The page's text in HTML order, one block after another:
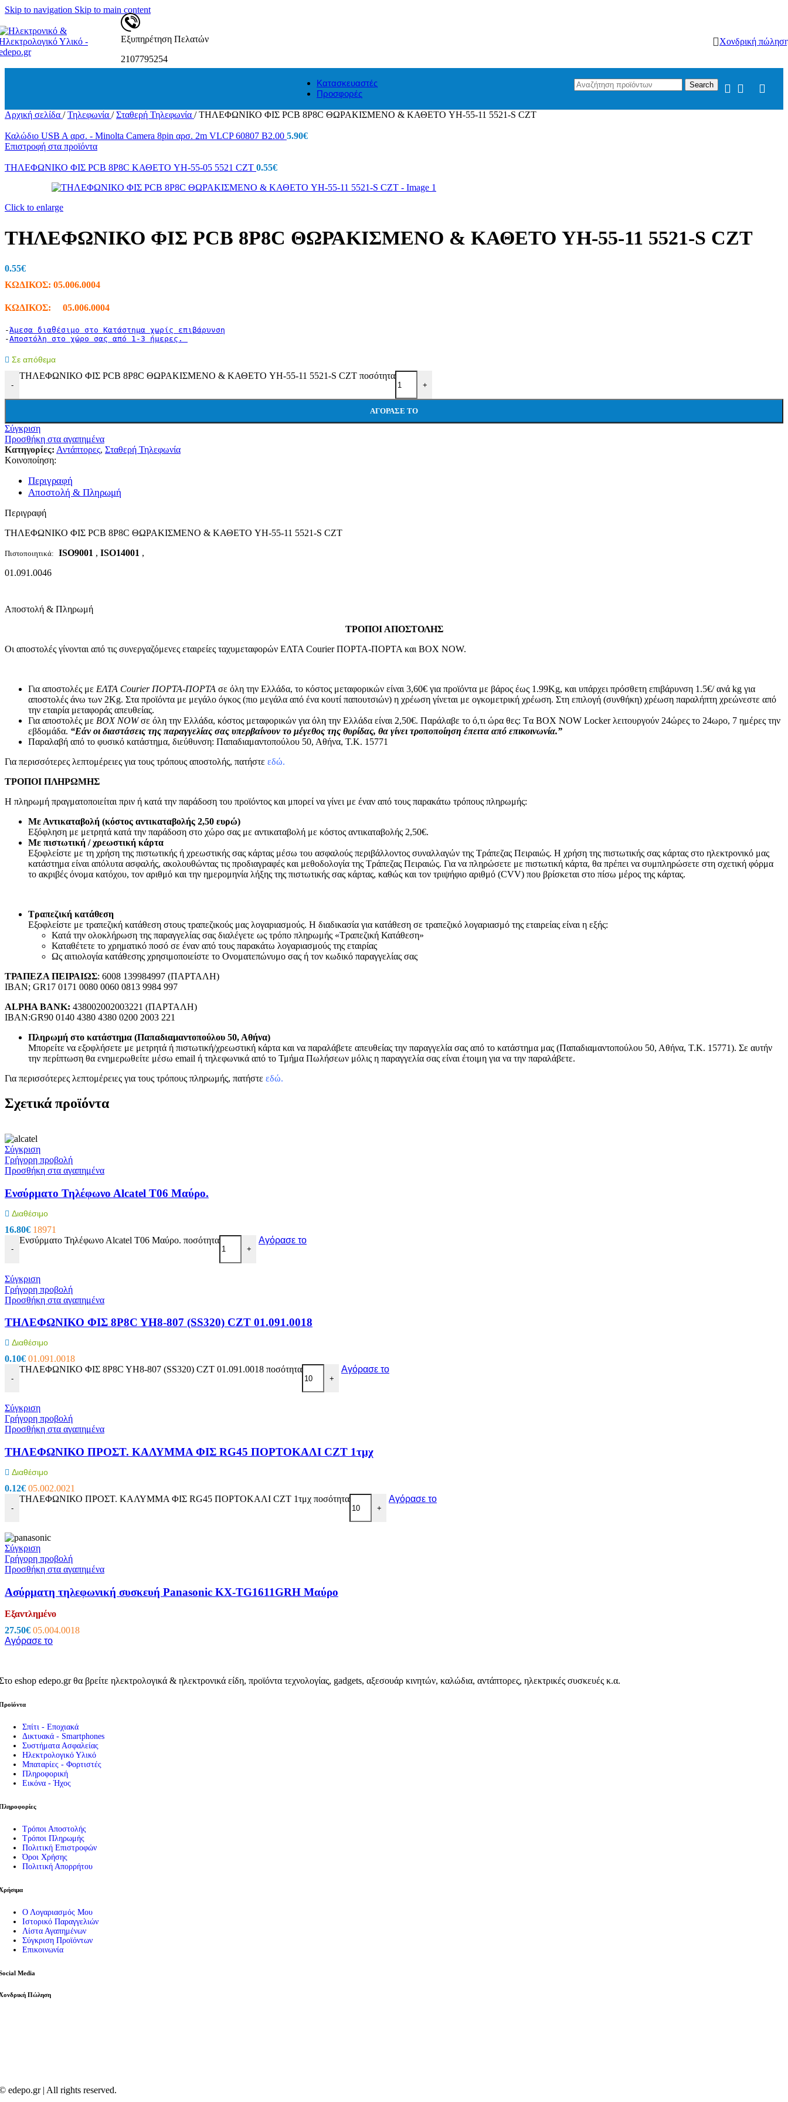
Skip to navigation Skip to main content
Εξυπηρέτηση Πελατών
2107795254
Χονδρική
Ταινίες Μονωτικές – Συσκευασίας
Ατσαλίνες
Λαμπτήρες
Λαμπτήρες Φθορισμού
Λαμπτήρες Φθορισμού PL
Λαμπτήρες Φθορισμού – Κυκλικοί
Λαμπτήρες Χοιροστασίου
Λαμπτήρες LED
Λαμπτήρες LED B22
E14
E27
Λαμπτήρες LED G9 / G4/R7S
Λαμπτήρες LED G53 / G5.3
Λαμπτήρες LED GU10-ΜΡ16
Λαμπτήρες LED TUBE T5 / T8
Φωτιστικά οροφής LED
Φωτιστικά Επιτοίχια
Φωτάκια Νυκτός
Φακοί
Ντουί
Πολύπριζα & Ασφαλείας
Μετρητές
Κιλοβατοωρόμετρα
Αμπερόμετρα
Βολτόμετρα
Μπαταρίας
Ηλιακός Συλλέκτης
Μπαταριοθήκες
Τροφοδοτικά
Επίγεια – Δορυφορική Λήψη
Κεραίες Εσωτερικές
Ψηφιακοί Δέκτες
Δορυφορικοί Δέκτες
Πεδιόμετρα
Ενισχυτές Modulator
Διακλαδωτές – Splitter
Καλώδια Κεραίας
Τηλεοράσεις
Ψηφιακές Βιντεοκάμερες
Παιδικές Κάμερες
Αναμεταδότες
DVD
Τηλεχειριστήρια TV
Συσκευές Ήχου
CD Players/Hi-Fi
MP3 & MP4 Players
Φορητά ηχεία
Αξεσουάρ Εικόνας & Ήχου
CD/DVD Δίσκοι
Ακουστικά
Μετατροπείς
Μικρόφωνα
Βάσεις TV & Ηχείων
Καλώδια-Adaptors AV
2.50mm²-3.50mm²-6.30mm² (JACK)
Καλώδια Οπτικής Ίνας (Toslink)
HDMI
RCA
Canon Speakon
BNC
Εικόνα – Ήχος
Φωτογραφικά
Ασύρματες Συσκευές
Καλώδια Δικτύου
Κινητή Τηλεφωνία
Κινητά Τηλέφωνα
Bluetooth Ακουστικά
Power Bank
Κινητή Τηλεφωνία
Μετατροπείς
Συστήματα οπτικών ινών
Καλώδια οπτικής ινας
Εξαρτήματα οπτικών ινών
Ηλεκτρονικά
Θερμικές Ασφάλειες
Πολυπροπυλενίου Ανεμιστήρων
Όργανα Μέτρησης
Όργανα Μέτρησης
Ανεμόμετρα
Ντεσιμπελόμετρα
Τροφοδοτικά Πάγκου
Ακροδέκτες Πολυμέτρων
Εργαλεία
Εργαλεία
Εργαλεία – Όργανα – Αυτοκίνητο
Κατασκευαστές
Προσφορές
Search
Αρχική σελίδα / Τηλεφωνία / Σταθερή Τηλεφωνία / ΤΗΛΕΦΩΝΙΚΟ ΦΙΣ PCB 8P8C ΘΩΡΑΚΙΣΜΕΝΟ & ΚΑΘΕΤΟ YH-55-11 5521-S CZT
Καλώδιο USB A αρσ. - Minolta Camera 8pin αρσ. 2m VLCP 60807 B2.00 5.90€
Επιστροφή στα προϊόντα
ΤΗΛΕΦΩΝΙΚΟ ΦΙΣ PCB 8P8C ΚΑΘΕΤΟ YH-55-05 5521 CZT 0.55€
Click to enlarge
ΤΗΛΕΦΩΝΙΚΟ ΦΙΣ PCB 8P8C ΘΩΡΑΚΙΣΜΕΝΟ & ΚΑΘΕΤΟ YH-55-11 5521-S CZT
0.55€
ΚΩΔΙΚΟΣ: 05.006.0004
ΚΩΔΙΚΟΣ: 05.006.0004
-Άμεσα διαθέσιμο στο Κατάστημα χωρίς επιβάρυνση
-Αποστόλη στο χώρο σας από 1-3 ήμερες.
Σε απόθεμα
-
ΤΗΛΕΦΩΝΙΚΟ ΦΙΣ PCB 8P8C ΘΩΡΑΚΙΣΜΕΝΟ & ΚΑΘΕΤΟ YH-55-11 5521-S CZT ποσότητα
+
ΑΓΌΡΑΣΕ ΤΟ
Σύγκριση
Προσθήκη στα αγαπημένα
Κατηγορίες: Αντάπτορες, Σταθερή Τηλεφωνία
Κοινοποίηση:
Περιγραφή
Αποστολή & Πληρωμή
Περιγραφή
ΤΗΛΕΦΩΝΙΚΟ ΦΙΣ PCB 8P8C ΘΩΡΑΚΙΣΜΕΝΟ & ΚΑΘΕΤΟ YH-55-11 5521-S CZT
Πιστοποιητικά: ISO9001 , ISO14001 ,
01.091.0046
Αποστολή & Πληρωμή
ΤΡΟΠΟΙ ΑΠΟΣΤΟΛΗΣ
Οι αποστολές γίνονται από τις συνεργαζόμενες εταιρείες ταχυμεταφορών ΕΛΤΑ Courier ΠΟΡΤΑ-ΠΟΡΤΑ και BOX NOW.
Για αποστολές με ΕΛΤΑ Courier ΠΟΡΤΑ-ΠΟΡΤΑ σε όλη την Ελλάδα, το κόστος μεταφορικών είναι 3,60€ για προϊόντα με βάρος έως 1.99Kg, και υπάρχει πρόσθετη επιβάρυνση 1.5€/ ανά kg για
αποστολές άνω των 2Κg. Στα προϊόντα με μεγάλο όγκος (πιο μεγάλα από ένα κουτί παπουτσιών) η χρέωση γίνεται με ογκομετρική χρέωση. Στη επιλογή (συνθήκη) χρέωση παραλήπτη χρεώνεστε από
την εταιρία μεταφοράς απευθείας.
Για αποστολές με BOX NOWσε όλη την Ελλάδα, κόστος μεταφορικών για όλη την Ελλάδα είναι 2,50€. Παράλαβε το ό,τι ώρα θες: Tα ΒΟΧ ΝΟW Locker λειτουργούν 24ώρες το 24ωρο, 7 ημέρες την
εβδομάδα. “Εάν οι διαστάσεις της παραγγελίας σας υπερβαίνουν το μέγεθος της θυρίδας, θα γίνει τροποποίηση έπειτα από επικοινωνία.”
Παραλαβή από το φυσικό κατάστημα, διεύθυνση: Παπαδιαμαντοπούλου 50, Αθήνα, Τ.Κ. 15771
Για περισσότερες λεπτομέρειες για τους τρόπους αποστολής, πατήστε εδώ.
ΤΡΟΠΟΙ ΠΛΗΡΩΜΗΣ
Η πληρωμή πραγματοποιείται πριν ή κατά την παράδοση του προϊόντος και μπορεί να γίνει με έναν από τους παρακάτω τρόπους πληρωμής:
Με Αντικαταβολή (κόστος αντικαταβολής 2,50 ευρώ)
Εξόφληση με μετρητά κατά την παράδοση στο χώρο σας με αντικαταβολή με κόστος αντικαταβολής 2,50€.
Με πιστωτική / χρεωστική κάρτα
Εξοφλείστε με τη χρήση της πιστωτικής ή χρεωστικής σας κάρτας μέσω του ασφαλούς περιβάλλοντος συναλλαγών της Τράπεζας Πειραιώς. Η χρήση της πιστωτικής σας κάρτας στο ηλεκτρονικό μας
κατάστημα είναι απόλυτα ασφαλής, ακολουθώντας τις προδιαγραφές και μεθοδολογία της Τράπεζας Πειραιώς. Για να πληρώσετε με πιστωτική κάρτα, θα πρέπει να συμπληρώσετε στη σχετική φόρμα
το ακριβές όνομα κατόχου, τον αριθμό και την ημερομηνία λήξης της πιστωτικής σας κάρτας, καθώς και τον τριψήφιο αριθμό (CVV) που βρίσκεται στο πίσω μέρος της κάρτας.
Τραπεζική κατάθεση
Εξοφλείστε με τραπεζική κατάθεση στους τραπεζικούς μας λογαριασμούς. Η διαδικασία για κατάθεση σε τραπεζικό λογαριασμό της εταιρείας είναι η εξής:
Κατά την ολοκλήρωση της παραγγελίας σας διαλέγετε ως τρόπο πληρωμής «Τραπεζική Κατάθεση»
Καταθέτετε το χρηματικό ποσό σε έναν από τους παρακάτω λογαριασμούς της εταιρίας
Ως αιτιολογία κατάθεσης χρησιμοποιείστε το Ονοματεπώνυμο σας ή τον κωδικό παραγγελίας σας
ΤΡΑΠΕΖΑ ΠΕΙΡΑΙΩΣ: 6008 139984997 (ΠΑΡΤΑΛΗ)
IBAN; GR17 0171 0080 0060 0813 9984 997
ALPHA BANK: 438002002003221 (ΠΑΡΤΑΛΗ)
IBAN:GR90 0140 4380 4380 0200 2003 221
Πληρωμή στο κατάστημα (Παπαδιαμαντοπούλου 50, Αθήνα)
Μπορείτε να εξοφλήσετε με μετρητά ή πιστωτική/χρεωστική κάρτα και να παραλάβετε απευθείας την παραγγελία σας από το κατάστημα μας (Παπαδιαμαντοπούλου 50, Αθήνα, Τ.Κ. 15771). Σε αυτήν
την περίπτωση θα ενημερωθείτε μέσω email ή τηλεφωνικά από το Τμήμα Πωλήσεων μόλις η παραγγελία σας είναι έτοιμη για να την παραλάβετε.
Για περισσότερες λεπτομέρειες για τους τρόπους πληρωμής, πατήστε εδώ.
Σχετικά προϊόντα
Σύγκριση
Γρήγορη προβολή
Προσθήκη στα αγαπημένα
Ενσύρματο Τηλέφωνο Αlcatel T06 Μαύρο.
Διαθέσιμο
16.80€ 18971
-
Ενσύρματο Τηλέφωνο Αlcatel T06 Μαύρο. ποσότητα
+
Αγόρασε το
Σύγκριση
Γρήγορη προβολή
Προσθήκη στα αγαπημένα
ΤΗΛΕΦΩΝΙΚΟ ΦΙΣ 8P8C YH8-807 (SS320) CZT 01.091.0018
Διαθέσιμο
0.10€ 01.091.0018
-
ΤΗΛΕΦΩΝΙΚΟ ΦΙΣ 8P8C YH8-807 (SS320) CZT 01.091.0018 ποσότητα
+
Αγόρασε το
Σύγκριση
Γρήγορη προβολή
Προσθήκη στα αγαπημένα
ΤΗΛΕΦΩΝΙΚΟ ΠΡΟΣΤ. ΚΑΛΥΜΜΑ ΦΙΣ RG45 ΠΟΡΤΟΚΑΛΙ CZT 1τμχ
Διαθέσιμο
0.12€ 05.002.0021
-
ΤΗΛΕΦΩΝΙΚΟ ΠΡΟΣΤ. ΚΑΛΥΜΜΑ ΦΙΣ RG45 ΠΟΡΤΟΚΑΛΙ CZT 1τμχ ποσότητα
+
Αγόρασε το
Σύγκριση
Γρήγορη προβολή
Προσθήκη στα αγαπημένα
Ασύρματη τηλεφωνική συσκευή Panasonic KX-TG1611GRH Μαύρο
Εξαντλημένο
27.50€ 05.004.0018
Αγόρασε το
eshop edepo.gr θα βρείτε ηλεκτρολογικά & ηλεκτρονικά είδη, προϊόντα τεχνολογίας, gadgets, αξεσουάρ κινητών, καλώδια, αντάπτορες, ηλεκτρικές συσκευές κ.α.
Σπίτι - Εποχιακά
Δικτυακά - Smartphones
Συστήματα Ασφαλείας
Ηλεκτρολογικό Υλικό
Μπαταρίες - Φορτιστές
Πληροφορική
Εικόνα - Ήχος
Τρόποι Αποστολής
Τρόποι Πληρωμής
Πολιτική Επιστροφών
Όροι Χρήσης
Πολιτική Απορρήτου
Ο Λογαριασμός Μου
Ιστορικό Παραγγελιών
Λίστα Αγαπημένων
Σύγκριση Προϊόντων
Επικοινωνία
Media
Πώληση
edepo.gr | All rights reserved.